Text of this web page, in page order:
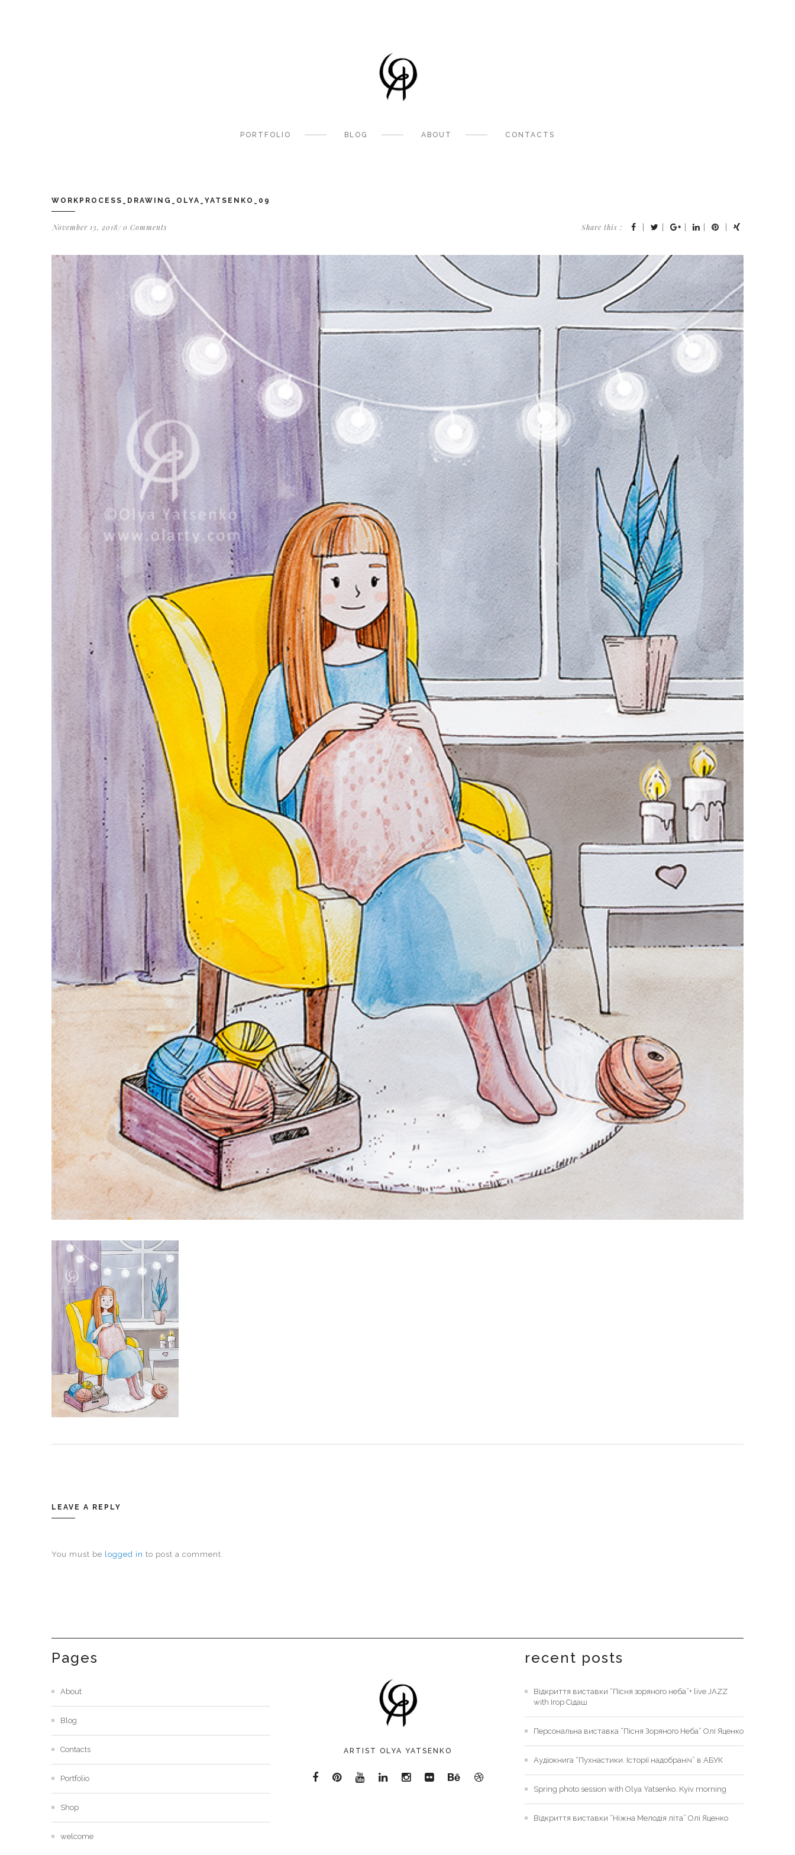
PORTFOLIO BLOG ABOUT CONTACTS
WORKPROCESS_DRAWING_OLYA_YATSENKO_09
November 13, 2018 0 Comments Share this :
LEAVE A REPLY
You must be logged in to post a comment.
Pages
About
Blog
Contacts
Portfolio
Shop
welcome
ARTIST OLYA YATSENKO
recent posts
Відкриття виставки “Пісня зоряного неба”+ live JAZZ
with Ігор Сідаш
Персональна виставка “Пісня Зоряного Неба” Олі Яценко
Аудіокнига “Пухнастики. Історії надобраніч” в АБУК
Spring photo session with Olya Yatsenko. Kyiv morning
Відкриття виставки “Ніжна Мелодія літа” Олі Яценко